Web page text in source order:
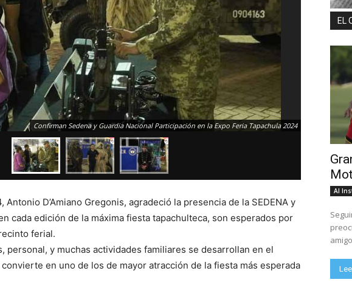
Confirman Sedena y Guardia Nacional Participación en la Expo Feria Tapachula 2024
Antonio D’Amiano Gregonis, agradeció la presencia de la SEDENA y
cada edición de la máxima fiesta tapachulteca, son esperados por
ferial.
personal, y muchas actividades familiares se desarrollan en el
en uno de los de mayor atracción de la fiesta más esperada
EL
Al